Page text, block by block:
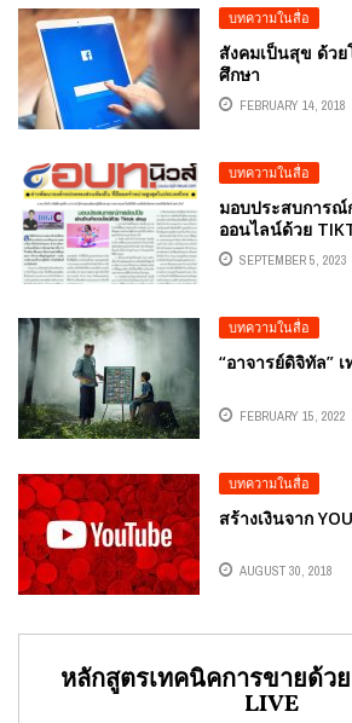
บทความในสื่อ
สังคมเป็นสุข ด้วย
ศึกษา
FEBRUARY 14, 2018
บทความในสื่อ
มอบประสบการณ์
ออนไลน์ด้วย
SEPTEMBER 5, 2023
บทความในสื่อ
“อาจารย์ดิจิทัล”
FEBRUARY 15, 2022
บทความในสื่อ
สร้างเงินจาก
AUGUST 30, 2018
หลักสูตรเทคนิคการขายด้วย
LIVE